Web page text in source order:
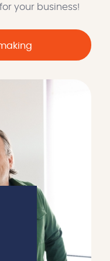
your business!